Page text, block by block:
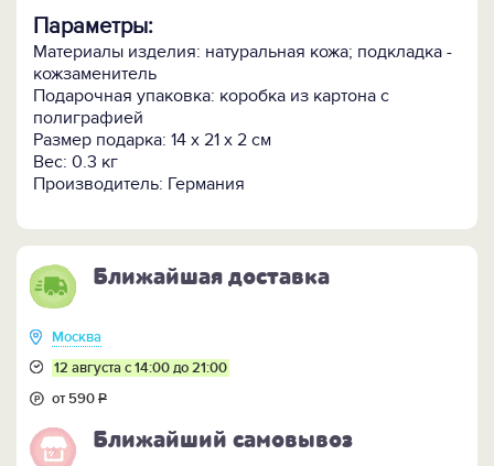
Параметры:
Материалы изделия: натуральная кожа; подкладка -
кожзаменитель
Подарочная упаковка: коробка из картона с
полиграфией
Размер подарка: 14 x 21 x 2 см
Вес: 0.3 кг
Производитель: Германия
Ближайшая доставка
Москва
12 августа с 14:00 до 21:00
от 590Р
Ближайший самовывоз